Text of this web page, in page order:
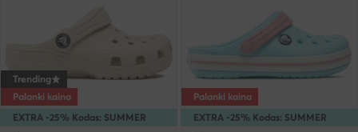
EXTRA -25% Kodas: SUMMER
Trending
Palanki kaina
EXTRA -25% Kodas: SUMMER
Palanki kaina